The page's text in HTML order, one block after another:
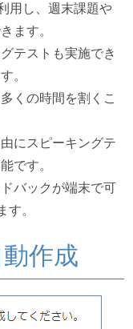
用し、週末課題や
ます。
テストも実施でき
。
くの時間を割くこ
にスピーキングテ
です。
バックが端末で可
す。
作成